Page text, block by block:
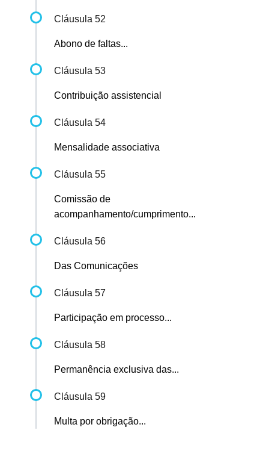
Cláusula 52
Abono de faltas...
Cláusula 53
Contribuição assistencial
Cláusula 54
Mensalidade associativa
Cláusula 55
Comissão de
acompanhamento/cumprimento...
Cláusula 56
Das Comunicações
Cláusula 57
Participação em processo...
Cláusula 58
Permanência exclusiva das...
Cláusula 59
Multa por obrigação...